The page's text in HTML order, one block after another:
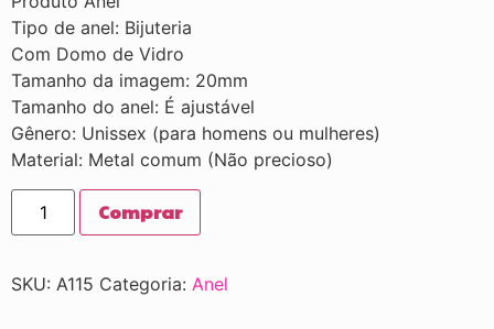
Tipo de anel: Bijuteria
Com Domo de Vidro
Tamanho da imagem: 20mm
Tamanho do anel: É ajustável
Gênero: Unissex (para homens ou mulheres)
Material: Metal comum (Não precioso)
Comprar
SKU: A115 Categoria: Anel